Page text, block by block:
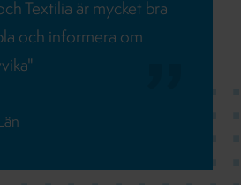
Textilia är mycket bra
och informera om